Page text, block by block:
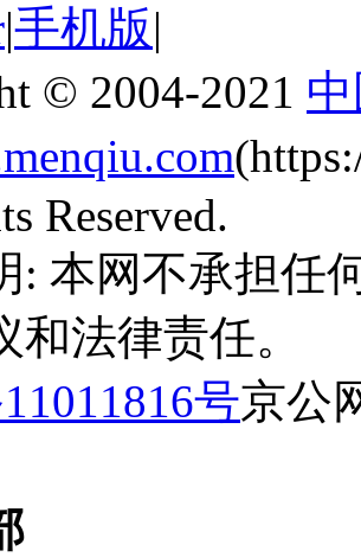
|手机版|
© 2004-2021
Reserved.
: 本网不承担任
和法律责任。
号京公